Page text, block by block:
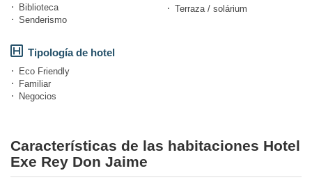
Biblioteca
Senderismo
Tipología de hotel
Eco Friendly
Familiar
Negocios
Terraza / solárium
Características de las habitaciones Hotel
Exe Rey Don Jaime